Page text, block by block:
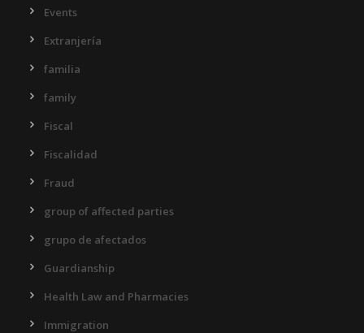
Events
Extranjería
familia
family
Fiscal
Fiscalidad
Fraud
group of affected parties
grupo de afectados
Guardianship
Health Law and Pharmacies
Immigration